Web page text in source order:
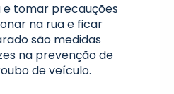
e tomar precauções
na rua e ficar
são medidas
na prevenção de
de veículo.